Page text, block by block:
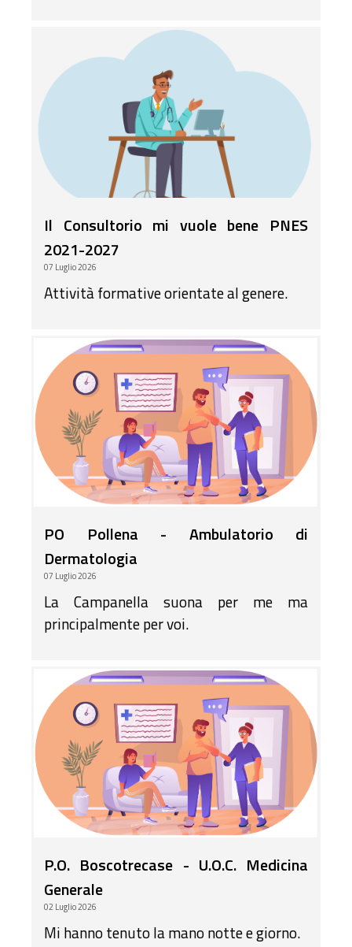
Il Consultorio mi vuole bene PNES
2021-2027
07 Luglio 2026
Attività formative orientate al genere.
PO Pollena - Ambulatorio di
Dermatologia
07 Luglio 2026
La Campanella suona per me ma
principalmente per voi.
P.O. Boscotrecase - U.O.C. Medicina
Generale
02 Luglio 2026
Mi hanno tenuto la mano notte e giorno.